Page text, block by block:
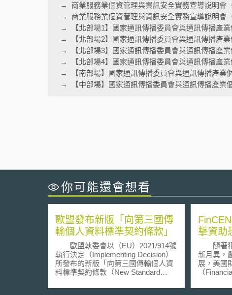
商業服務業個資管理與資訊安全實務宣導說明會
商業服務業個資管理與資訊安全實務宣導說明
【北部場1】國家通訊傳播委員會與通訊傳播產
【北部場2】國家通訊傳播委員會與通訊傳播產
【北部場3】國家通訊傳播委員會與通訊傳播產
【北部場4】國家通訊傳播委員會與通訊傳播產
【南部場】國家通訊傳播委員會與通訊傳播產
【中部場】國家通訊傳播委員會與通訊傳播產
你可能還會想看
歐盟發布新版「向第三國傳
輸個人資料標準契約條款」
歐盟執委會以（EU）2021/914號
執行決定（Implementing Decision）
所發布的新版「向第三國傳輸個人資
料標準契約條款（New Standard
personal data to third countries，下稱
擊資助
項」
隨著犯
新月異，
展，美國
（
Network,
發布防制